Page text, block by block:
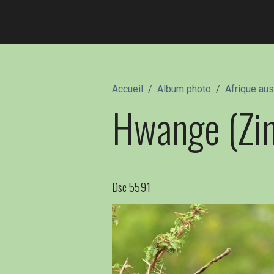
Accueil Album photo Afrique
Hwange
Dsc 5591